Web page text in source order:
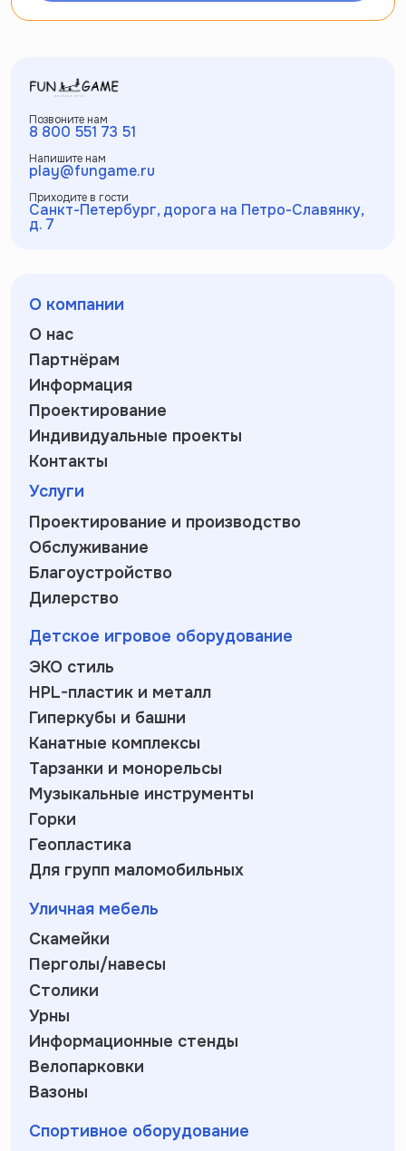
Позвоните нам
8 800 551 73 51
Напишите нам
play@fungame.ru
Приходите в гости
Санкт-Петербург, дорога на Петро-Славянку,
д. 7
О компании
О нас
Партнёрам
Информация
Проектирование
Индивидуальные проекты
Контакты
Услуги
Проектирование и производство
Обслуживание
Благоустройство
Дилерство
Детское игровое оборудование
ЭКО стиль
HPL-пластик и металл
Гиперкубы и башни
Канатные комплексы
Тарзанки и монорельсы
Музыкальные инструменты
Горки
Геопластика
Для групп маломобильных
Уличная мебель
Скамейки
Перголы/навесы
Столики
Урны
Информационные стенды
Велопарковки
Вазоны
Спортивное оборудование